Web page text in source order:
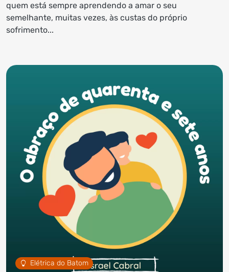
quem está sempre aprendendo a amar o seu
semelhante, muitas vezes, às custas do próprio
sofrimento...
Elétrica do Batom